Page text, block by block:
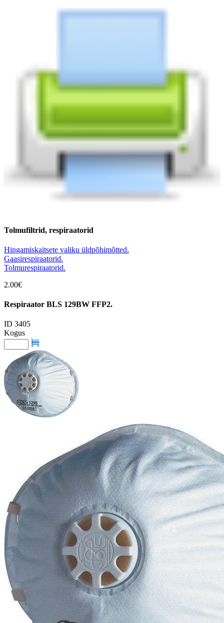
Tolmufiltrid, respiraatorid
Hingamiskaitsete valiku üldpõhimõtted.
Gaasirespiraatorid.
Tolmurespiraatorid.
2.00€
Respiraator BLS 129BW FFP2.
ID 3405
Kogus